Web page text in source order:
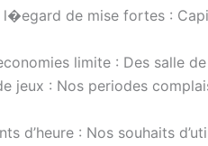
l�egard de mise fortes :
limite : Des salle
jeux : Nos periodes
d’heure : Nos souhaits